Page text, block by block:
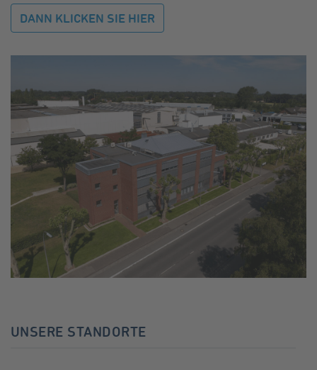
DANN KLICKEN SIE HIER
UNSERE STANDORTE